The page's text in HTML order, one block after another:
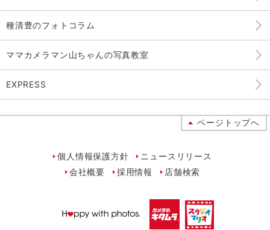
種清豊のフォトコラム
ママカメラマン山ちゃんの写真教室
EXPRESS
ページトップへ
個人情報保護方針
ニュースリリース
会社概要
採用情報 店舗検索